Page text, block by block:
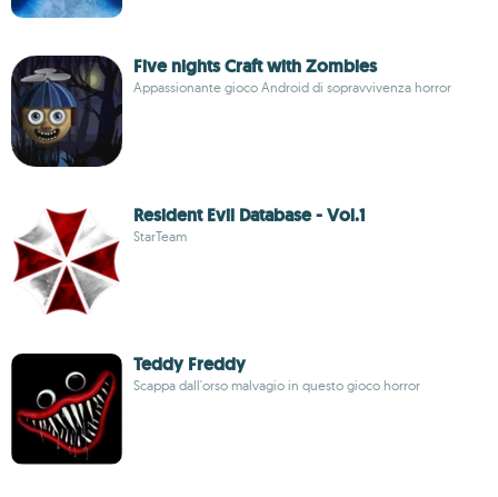
Five nights Craft with Zombies
Appassionante gioco Android di sopravvivenza horror
Resident Evil Database - Vol.1
StarTeam
Teddy Freddy
Scappa dall'orso malvagio in questo gioco horror